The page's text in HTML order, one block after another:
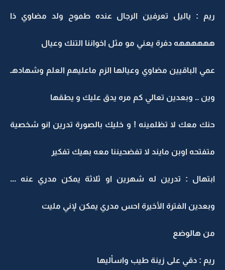
ريم : ياليل تعرفين الرجال عنده طموح ولد مضاوي ذا
ههههههه دفرة يعني مو مثل اخواننا التنك وعيال
عمي الباقيين مضاوي وعيالها الزم ماعليهم العلم وشهادهـ
وين .. وبعدين تعالي كم مره يدق عليك و يطقها
حنك معك لا تظلمينه ! و خليك بالصورة تدرين انو شخصية
متفتحه اوبن مايند لا تفضحيننا معه بهيك تفكير
ابتهال : تدرين له شهرين او ثلاثة يمكن مدري عنه ...
وبعدين الفترة الأخيرة احس مدري يمكن لإني مليت
من هالوضع
ريم : دقي على زينة طيب واسأليها